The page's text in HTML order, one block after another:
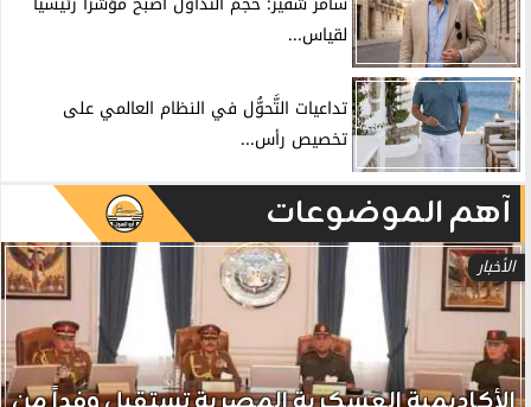
لقياس...
تداعيات التَّحوُّل في النظام العالمي على
تخصيص رأس...
آهم الموضوعات
الأخبار